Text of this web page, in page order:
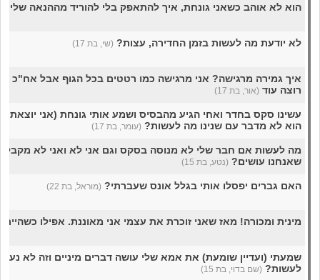
חיות מחמד
יוקר המחיה
גאווה
הוא לא אוהב כשאני גונחת, איך להתאפק בלי להוריד מההנאה שלי?
לא יודעת מה לעשות בזמן החדירה, עצות? (שי, בת 17)
איך גמירה מרגישה? אני מרגישה כמו רטטים בכל הגוף אבל אח"כ
רוצה עוד (אור, בת 17)
עשינו סקס בחדר ואחי הגיע מהבסיס ושמע אותי גונחת (אני יוצאת
הוא לא מדבר עם שנינו מה לעשות? (עומר, בת 17)
מה לעשות אם חבר שלי לא מנוסה בסקס וגם אני לא ואני לא
שאנחנו עושים? (נטע, בת 15)
האם גברים יפסלו אותי בגלל אונס שעברתי? (מוראל, בת 22)
מינית ומכורה! מאז שאני זוכרת את עצמי אני מאוננת. אפילו כשהייתי
שמעתי (ועדיין שומעת) את אמא שלי עושה דברים מיניים וזה לא
לעשות? (שם בדוי, בת 15)